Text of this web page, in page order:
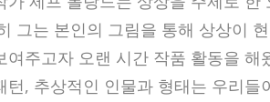
그는 본인의 그림을 통해 상상이
여주고자 오랜 시간 작품 활동을 해
턴, 추상적인 인물과 형태는 우리들